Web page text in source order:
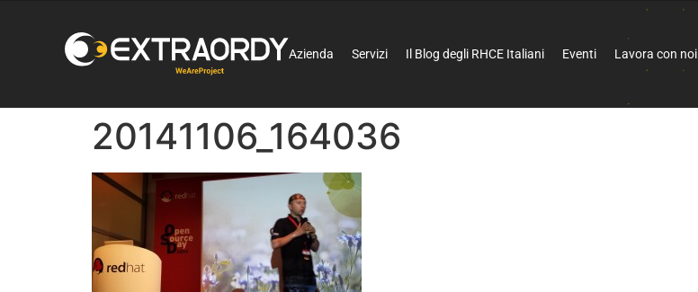
Azienda Servizi Il Blog degli RHCE Italiani Eventi Lavora con noi
20141106_164036